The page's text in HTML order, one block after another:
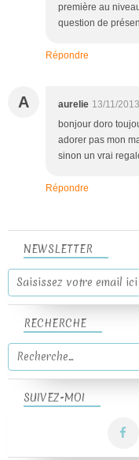
première au
question de
Répondre
A aurelie 13/11/
bonjour doro
adorer pas mon
sinon un vrai
Répondre
NEWSLETTER
SUIVEZ-MOI
RECHERCHE